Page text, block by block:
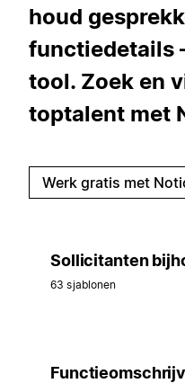
houd
functiedetails
tool. Zoek en
toptalent met
Werk gratis met
Sollicitanten
63 sjablonen